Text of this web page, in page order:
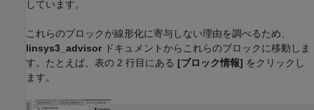
しています。
これらのブロックが線形化に寄与しない理由を調べるため、
linsys3_advisor ドキュメントからこれらのブロックに移動しま
す。たとえば、表の 2 行目にある [ブロック情報] をクリックし
ます。